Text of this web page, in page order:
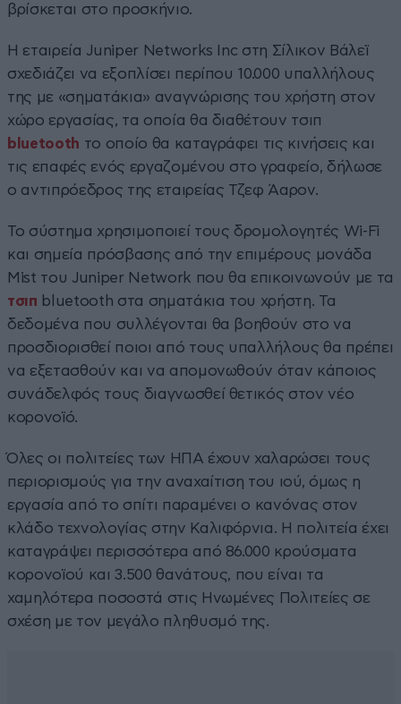
βρίσκεται στο προσκήνιο.
Η εταιρεία Juniper Networks Inc στη Σίλικον Βάλεϊ
σχεδιάζει να εξοπλίσει περίπου 10.000 υπαλλήλους
της με «σηματάκια» αναγνώρισης του χρήστη στον
χώρο εργασίας, τα οποία θα διαθέτουν τσιπ
bluetooth το οποίο θα καταγράφει τις κινήσεις και
τις επαφές ενός εργαζομένου στο γραφείο, δήλωσε
ο αντιπρόεδρος της εταιρείας Τζεφ Άαρον.
Το σύστημα χρησιμοποιεί τους δρομολογητές Wi-Fi
και σημεία πρόσβασης από την επιμέρους μονάδα
Mist του Juniper Network που θα επικοινωνούν με τα
τσιπ bluetooth στα σηματάκια του χρήστη. Τα
δεδομένα που συλλέγονται θα βοηθούν στο να
προσδιορισθεί ποιοι από τους υπαλλήλους θα πρέπει
να εξετασθούν και να απομονωθούν όταν κάποιος
συνάδελφός τους διαγνωσθεί θετικός στον νέο
κορονοϊό.
Όλες οι πολιτείες των ΗΠΑ έχουν χαλαρώσει τους
περιορισμούς για την αναχαίτιση του ιού, όμως η
εργασία από το σπίτι παραμένει ο κανόνας στον
κλάδο τεχνολογίας στην Καλιφόρνια. Η πολιτεία έχει
καταγράψει περισσότερα από 86.000 κρούσματα
κορονοϊού και 3.500 θανάτους, που είναι τα
χαμηλότερα ποσοστά στις Ηνωμένες Πολιτείες σε
σχέση με τον μεγάλο πληθυσμό της.